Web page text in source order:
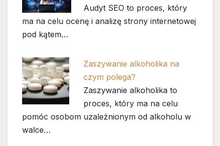
Audyt SEO to proces, który
ma na celu ocenę i analizę strony internetowej
pod kątem…
Zaszywanie alkoholika na
czym polega?
Zaszywanie alkoholika to
proces, który ma na celu
pomóc osobom uzależnionym od alkoholu w
walce…